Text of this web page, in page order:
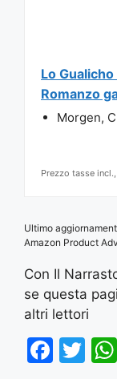
Lo
Romanzo
Morgen,
Prezzo tasse
Ultimo
Amazon Product
Con Il
se questa
altri lettori
F
T